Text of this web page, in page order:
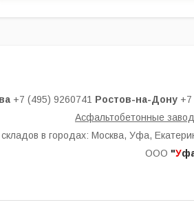
+7 (495) 9260741 Ростов-на-Дону +7
Асфальтобетонные
складов в городах: Москва, Уфа,
ООО "У